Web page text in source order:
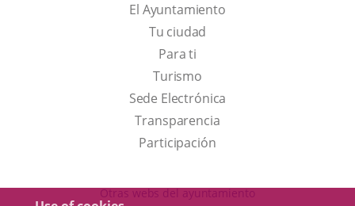
El Ayuntamiento
Tu ciudad
Para ti
TurismoThis
link
will
open
a
Sede Electrónica
Transparencia
Participación
Otras webs del ayuntamiento